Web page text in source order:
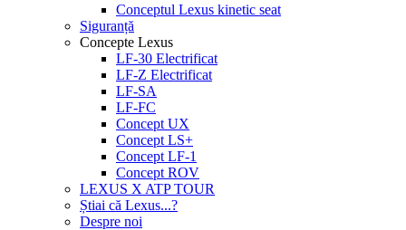
Conceptul Lexus kinetic seat
Siguranță
Concepte Lexus
LF-30 Electrificat
LF-Z Electrificat
LF-SA
LF-FC
Concept UX
Concept LS+
Concept LF-1
Concept ROV
LEXUS X ATP TOUR
Știai că Lexus...?
Despre noi